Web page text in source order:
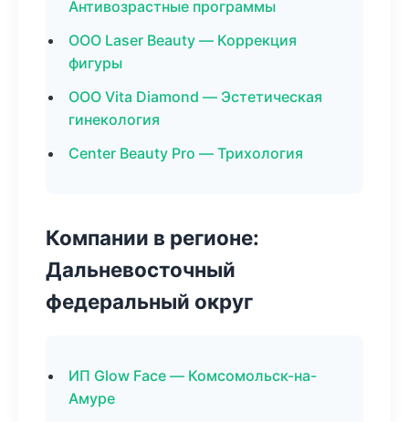
Антивозрастные программы
ООО Laser Beauty — Коррекция
фигуры
ООО Vita Diamond — Эстетическая
гинекология
Center Beauty Pro — Трихология
Компании в регионе:
Дальневосточный
федеральный округ
ИП Glow Face — Комсомольск-на-
Амуре